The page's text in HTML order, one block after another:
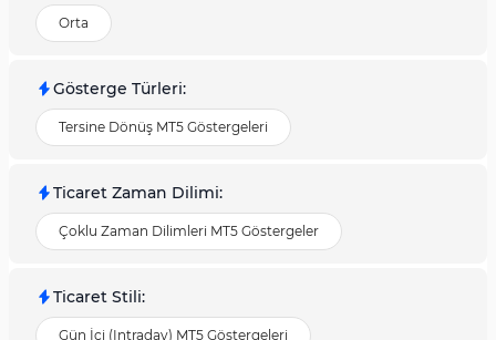
Orta
Gösterge Türleri:
Tersine Dönüş MT5 Göstergeleri
Ticaret Zaman Dilimi:
Çoklu Zaman Dilimleri MT5 Göstergeler
Ticaret Stili:
Gün İçi (Intraday) MT5 Göstergeleri